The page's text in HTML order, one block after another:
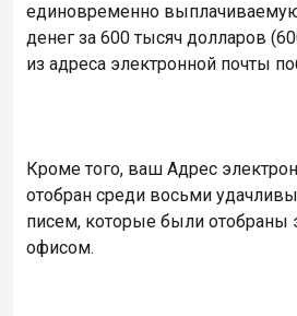
единовременно
денег за 600 тысяч долларов
из адреса электронной почты
Кроме того, ваш Адрес
отобран среди восьми
писем, которые были отобраны
офисом.